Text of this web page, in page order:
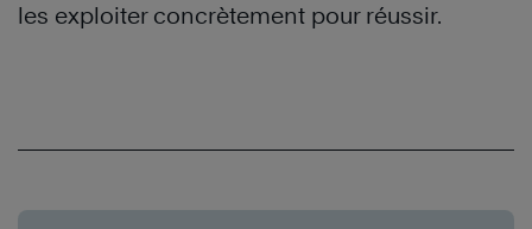
les exploiter concrètement pour réussir.